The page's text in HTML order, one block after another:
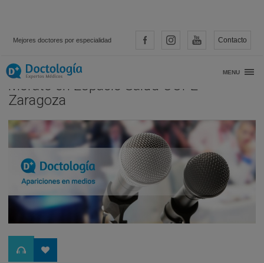
Mejores doctores por especialidad Contacto
MENU
Entrevista al Dr. Fernando Loscos
Morato en Espacio Salud COPE
Zaragoza